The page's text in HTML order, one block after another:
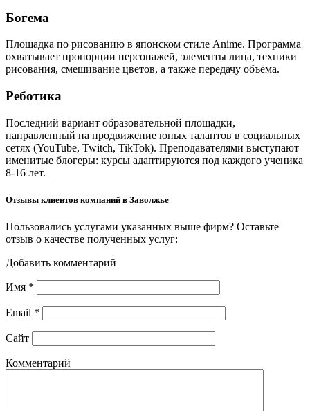
Богема
Площадка по рисованию в японском стиле Anime. Программа
охватывает пропорции персонажей, элементы лица, техники
рисования, смешивание цветов, а также передачу объёма.
Реботика
Последний вариант образовательной площадки,
направленный на продвижение юных талантов в социальных
сетях (YouTube, Twitch, TikTok). Преподавателями выступают
именитые блогеры: курсы адаптируются под каждого ученика
8-16 лет.
Отзывы клиентов компаний в Заволжье
Пользовались услугами указанных выше фирм? Оставьте
отзыв о качестве полученных услуг:
Добавить комментарий
Имя *
Email *
Сайт
Комментарий